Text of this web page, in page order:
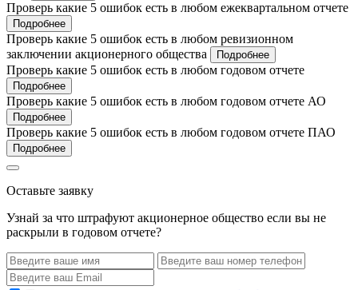
Проверь какие 5 ошибок есть в любом ежеквартальном отчете
Подробнее
Проверь какие 5 ошибок есть в любом ревизионном
заключении акционерного общества
Подробнее
Проверь какие 5 ошибок есть в любом годовом отчете
Подробнее
Проверь какие 5 ошибок есть в любом годовом отчете АО
Подробнее
Проверь какие 5 ошибок есть в любом годовом отчете ПАО
Подробнее
Оставьте заявку
Узнай за что штрафуют акционерное общество если вы не
раскрыли в годовом отчете?